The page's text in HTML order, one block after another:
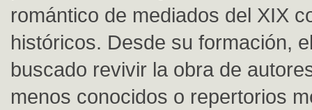
romántico de mediados del XIX
históricos. Desde su formación,
buscado revivir la obra de
menos conocidos o repertorios